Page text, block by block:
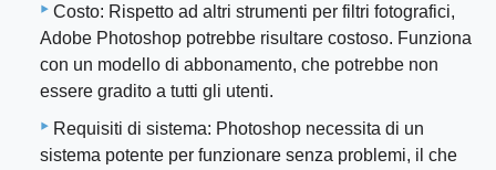
Costo: Rispetto ad altri strumenti per filtri fotografici,
Adobe Photoshop potrebbe risultare costoso. Funziona
con un modello di abbonamento, che potrebbe non
essere gradito a tutti gli utenti.
Requisiti di sistema: Photoshop necessita di un
sistema potente per funzionare senza problemi, il che